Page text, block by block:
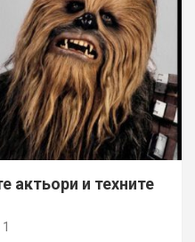
актьори и техните